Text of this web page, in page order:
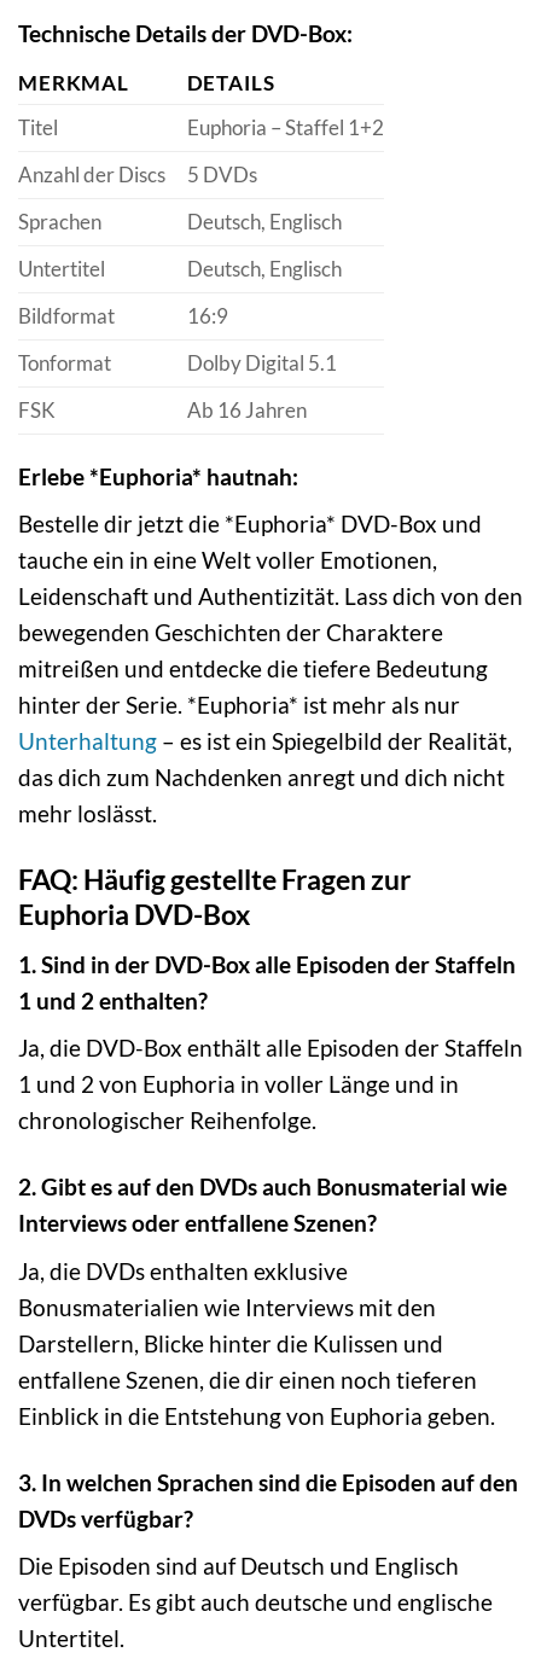
Technische Details der DVD-Box:
MERKMAL
DETAILS
Titel
Euphoria – Staffel 1+2
Anzahl der Discs
5 DVDs
Sprachen
Deutsch, Englisch
Untertitel
Deutsch, Englisch
Bildformat
16:9
Tonformat
Dolby Digital 5.1
FSK
Ab 16 Jahren
Erlebe *Euphoria* hautnah:
Bestelle dir jetzt die *Euphoria* DVD-Box und
tauche ein in eine Welt voller Emotionen,
Leidenschaft und Authentizität. Lass dich von den
bewegenden Geschichten der Charaktere
mitreißen und entdecke die tiefere Bedeutung
hinter der Serie. *Euphoria* ist mehr als nur
Unterhaltung – es ist ein Spiegelbild der Realität,
das dich zum Nachdenken anregt und dich nicht
mehr loslässt.
FAQ: Häufig gestellte Fragen zur
Euphoria DVD-Box
1. Sind in der DVD-Box alle Episoden der Staffeln
1 und 2 enthalten?
Ja, die DVD-Box enthält alle Episoden der Staffeln
1 und 2 von Euphoria in voller Länge und in
chronologischer Reihenfolge.
2. Gibt es auf den DVDs auch Bonusmaterial wie
Interviews oder entfallene Szenen?
Ja, die DVDs enthalten exklusive
Bonusmaterialien wie Interviews mit den
Darstellern, Blicke hinter die Kulissen und
entfallene Szenen, die dir einen noch tieferen
Einblick in die Entstehung von Euphoria geben.
3. In welchen Sprachen sind die Episoden auf den
DVDs verfügbar?
Die Episoden sind auf Deutsch und Englisch
verfügbar. Es gibt auch deutsche und englische
Untertitel.